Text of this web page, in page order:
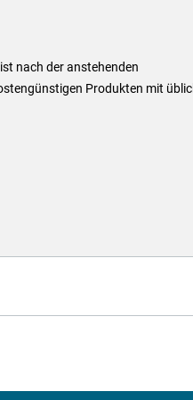
nach der anstehenden
Produkten mit